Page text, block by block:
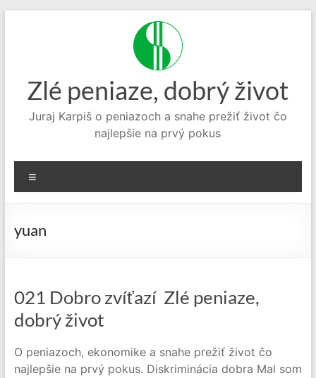
Zlé peniaze, dobrý život
Juraj Karpiš o peniazoch a snahe prežiť život čo
najlepšie na prvý pokus
yuan
021 Dobro zvíťazí Zlé peniaze,
dobrý život
O peniazoch, ekonomike a snahe prežiť život čo
najlepšie na prvý pokus. Diskriminácia dobra Mal som